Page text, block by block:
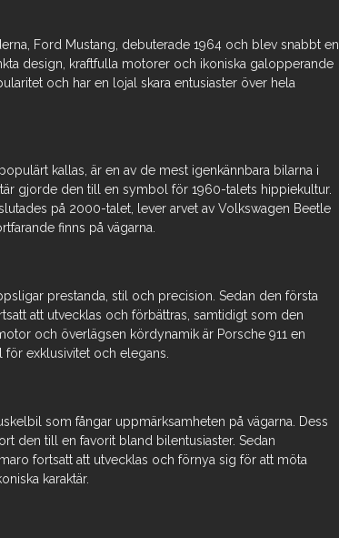
Ford Mustang, debuterade 1964 och blev snabbt en
design, kraftfulla motorer och ikoniska galopperande
och har en lojal skara entusiaster över hela
kallas, är en av de mest igenkännbara bilarna i
gjorde den till en symbol för 1960-talets hippiekultur.
på 2000-talet, lever arvet av Volkswagen Beetle
finns på vägarna.
prestanda, stil och precision. Sedan den första
att utvecklas och förbättras, samtidigt som den
och överlägsen kördynamik är Porsche 911 en
exklusivitet och elegans.
som fångar uppmärksamheten på vägarna. Dess
den till en favorit bland bilentusiaster. Sedan
fortsatt att utvecklas och förnya sig för att möta
karaktär.